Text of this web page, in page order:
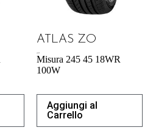
ATLAS ZO
Misura 245 45 18WR
100W
Aggiungi al
Carrello